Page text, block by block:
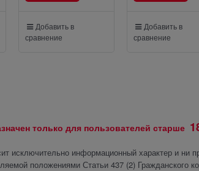
Добавить в
сравнение
Добавить в
сравнение
только для пользователей старше
исключительно информационный характер и ни
положениями Статьи 437 (2) Гражданского